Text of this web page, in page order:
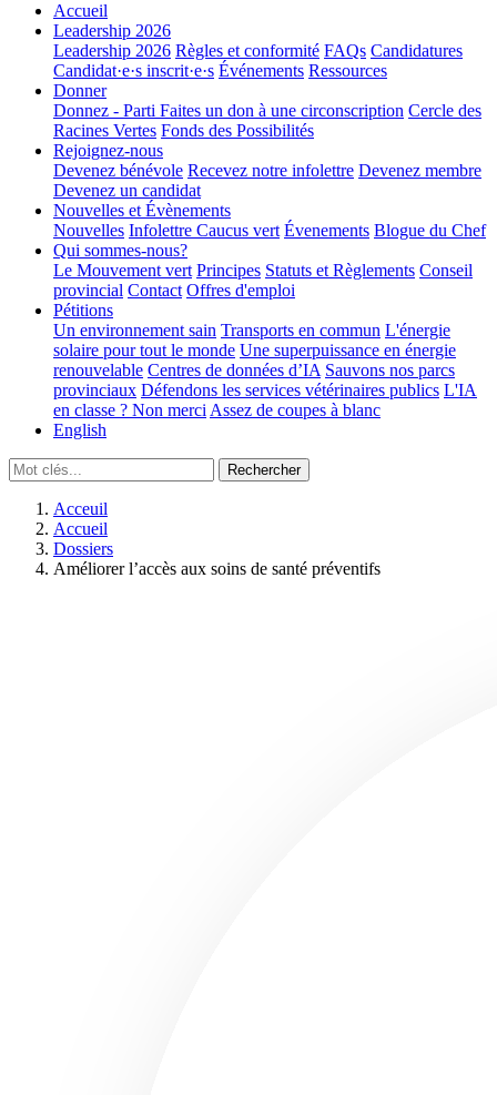
Accueil
Leadership 2026
Leadership 2026 Règles et conformité FAQs Candidatures
Candidat·e·s inscrit·e·s Événements Ressources
Donner
Donnez - Parti Faites un don à une circonscription Cercle des
Racines Vertes Fonds des Possibilités
Rejoignez-nous
Devenez bénévole Recevez notre infolettre Devenez membre
Devenez un candidat
Nouvelles et Évènements
Nouvelles Infolettre Caucus vert Évenements Blogue du Chef
Qui sommes-nous?
Le Mouvement vert Principes Statuts et Règlements Conseil
provincial Contact Offres d'emploi
Pétitions
Un environnement sain Transports en commun L'énergie
solaire pour tout le monde Une superpuissance en énergie
renouvelable Centres de données d’IA Sauvons nos parcs
provinciaux Défendons les services vétérinaires publics L'IA
en classe ? Non merci Assez de coupes à blanc
English
Acceuil
Accueil
Dossiers
Améliorer l’accès aux soins de santé préventifs